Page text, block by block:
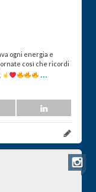
ogni energia e
così che ricordi
...